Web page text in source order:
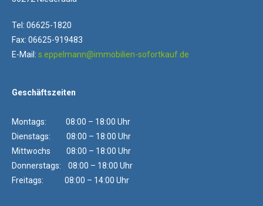
Tel: 06625-1820
Fax: 06625-919483
E-Mail: s.eppelmann@immobilien-sofortkauf.de
Geschäftszeiten
Montags: 08:00 – 18:00 Uhr
Dienstags: 08:00 – 18:00 Uhr
Mittwochs 08:00 – 18:00 Uhr
Donnerstags: 08:00 – 18:00 Uhr
Freitags: 08:00 – 14:00 Uhr